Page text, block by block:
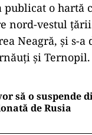
o hartă
nord-vestul
Neagră, și s-a
și Ternopil.
să o suspende
de Rusia